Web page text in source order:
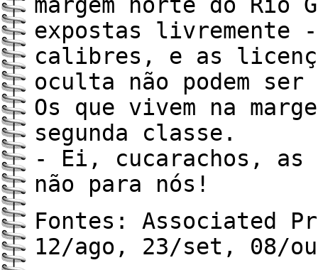
expostas livremente
calibres, e as
oculta não podem ser
Os que vivem na
segunda classe.
- Ei, cucarachos, as
não para nós!
Fontes: Associated
12/ago, 23/set, 08/